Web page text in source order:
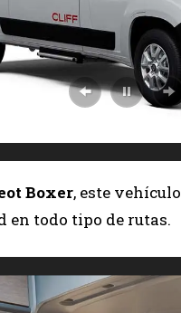
Boxer, este
en todo tipo de rutas.